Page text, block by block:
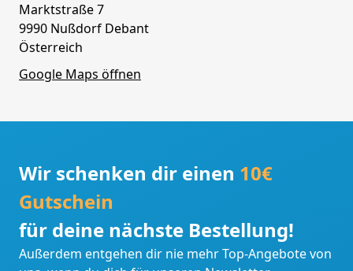
Marktstraße 7
9990 Nußdorf Debant
Österreich
Google Maps öffnen
Wir schenken dir einen 10€
Gutschein
für deine nächste Bestellung!
Außerdem entgehen dir nie mehr Top-Angebote von